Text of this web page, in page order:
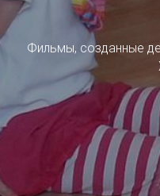
Фильмы, созданные